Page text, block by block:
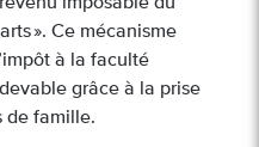
». Ce mécanisme
à la faculté
grâce à la prise
de famille.